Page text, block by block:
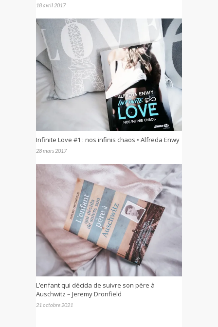
18 avril 2017
Infinite Love #1 : nos infinis chaos • Alfreda Enwy
28 mars 2017
L’enfant qui décida de suivre son père à
Auschwitz – Jeremy Dronfield
21 octobre 2021